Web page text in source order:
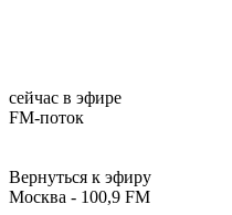
сейчас в эфире
FM-поток
Вернуться к эфиру
Москва - 100,9 FM